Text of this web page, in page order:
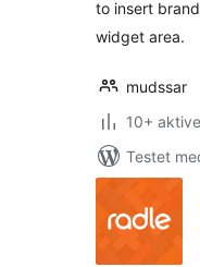
to insert
widget area.
mudssar
10+
Testet